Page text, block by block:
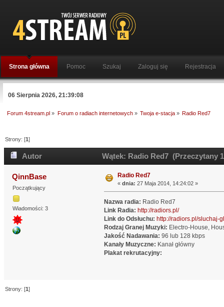
Strona główna Pomoc Szukaj Zaloguj się Rejestracja
06 Sierpnia 2026, 21:39:08
Forum 4stream.pl » Forum o radiach internetowych» Twoja e-stacja» Radio Red7
Strony: [1]
Autor Wątek: Radio Red7 (Przeczytany
QinnBase
Początkujący
Wiadomości: 3
Radio Red7
« dnia: 27 Maja 2014, 14:24:02 »
Nazwa radia: Radio Red7
Link Radia: http://radiors.pl/
Link do Odsłuchu: http://radiors.pl/sluchaj-
Rodzaj Granej Muzyki: Electro-House,
Jakość Nadawania: 96 lub 128 kbps
Kanały Muzyczne: Kanał główny
Plakat rekrutacyjny:
Strony: [1]